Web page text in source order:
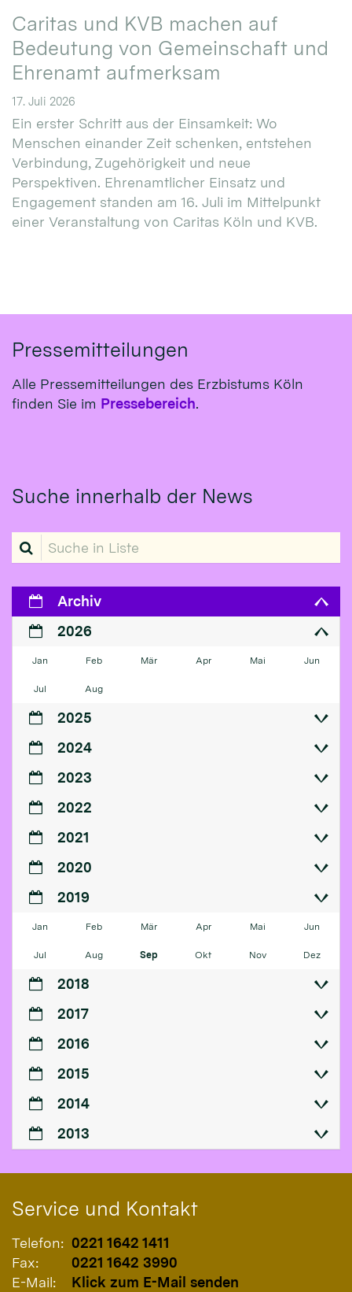
Caritas und KVB machen auf
Bedeutung von Gemeinschaft und
Ehrenamt aufmerksam
17. Juli 2026
Ein erster Schritt aus der Einsamkeit: Wo
Menschen einander Zeit schenken, entstehen
Verbindung, Zugehörigkeit und neue
Perspektiven. Ehrenamtlicher Einsatz und
Engagement standen am 16. Juli im Mittelpunkt
einer Veranstaltung von Caritas Köln und KVB.
Pressemitteilungen
Alle Pressemitteilungen des Erzbistums Köln
finden Sie im Pressebereich.
Suche innerhalb der News
Suche in Liste
Archiv
2026
Jan Feb Mär Apr Mai Jun
Jul Aug
2025
2024
2023
2022
2021
2020
2019
Jan Feb Mär Apr Mai Jun
Jul Aug Sep Okt Nov Dez
2018
2017
2016
2015
2014
2013
Service und Kontakt
Telefon: 0221 1642 1411
Fax:
0221 1642 3990
E-Mail:
Klick zum E-Mail senden